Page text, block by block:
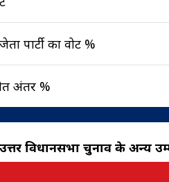
पार्टी का वोट %
अंतर %
विधानसभा चुनाव के अन्य